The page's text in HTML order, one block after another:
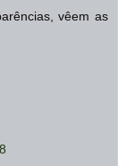
vêem as